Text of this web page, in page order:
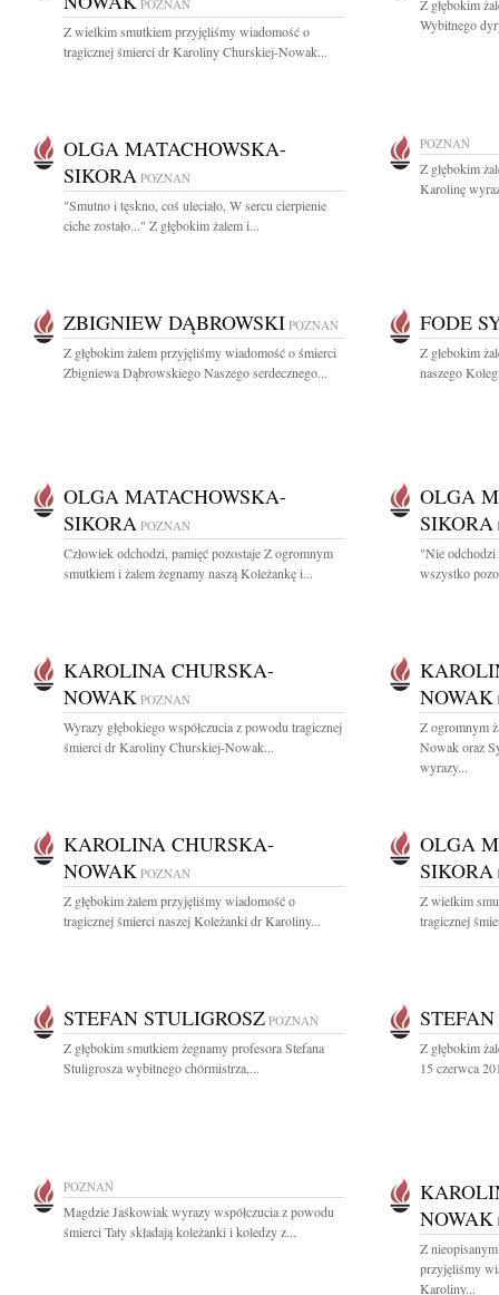
POZNAŃ
Z wielkim smutkiem przyjęliśmy wiadomość o
tragicznej śmierci dr Karoliny Churskiej-Nowak...
Z głębokim
Wybitnego
OLGA MATACHOWSKA-
SIKORA POZNAŃ
"Smutno i tęskno, coś uleciało, W sercu cierpienie
ciche zostało..." Z głębokim żalem i...
POZNAŃ
Z głębokim
Karolinę
ZBIGNIEW DĄBROWSKI POZNAŃ
Z głębokim żalem przyjęliśmy wiadomość o śmierci
Zbigniewa Dąbrowskiego Naszego serdecznego...
FODE
Z głebokim
naszego
OLGA MATACHOWSKA-
SIKORA POZNAŃ
Człowiek odchodzi, pamięć pozostaje Z ogromnym
smutkiem i żalem żegnamy naszą Koleżankę i...
OLGA
SIKORA
"Nie odchodzi
wszystko
KAROLINA CHURSKA-
NOWAK POZNAŃ
Wyrazy głębokiego współczucia z powodu tragicznej
śmierci dr Karoliny Churskiej-Nowak...
NOWAK
Z ogromnym
Nowak oraz
wyrazy...
KAROLINA CHURSKA-
NOWAK POZNAŃ
Z głębokim żalem przyjęliśmy wiadomość o
tragicznej śmierci naszej Koleżanki dr Karoliny...
OLGA
SIKORA
Z wielkim
tragicznej
STEFAN STULIGROSZ POZNAŃ
Z głębokim smutkiem żegnamy profesora Stefana
Stuligrosza wybitnego chórmistrza,...
Z głębokim
15 czerwca
POZNAŃ
Magdzie Jaśkowiak wyrazy współczucia z powodu
śmierci Taty składają koleżanki i koledzy z...
NOWAK
Z
przyjęliśmy
Karoliny...